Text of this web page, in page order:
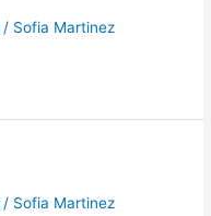
/ Sofia Martinez
/ Sofia Martinez